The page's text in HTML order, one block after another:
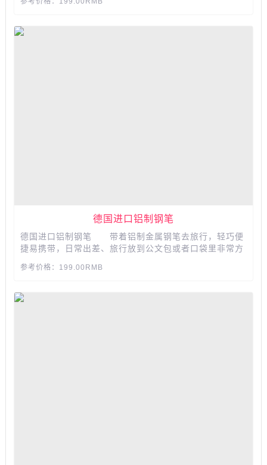
德国进口铝制钢笔
德国进口铝制钢笔 带着铝制金属钢笔去旅行，轻巧便
捷易携带，日常出差、旅行放到公文包或者口袋里非常方
粒，打磨抛光成小球，下笔富有弹性，书写更顺畅，八角
参考价格：199.00RMB